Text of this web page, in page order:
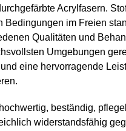
Acrylfasern.
Bedingungen im Freien
Qualitäten und
Umgebungen
eine hervorragende
beständig,
widerstandsfähig